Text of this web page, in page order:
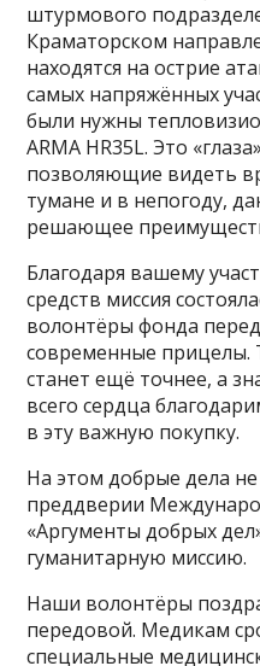
штурмового
Краматорском
находятся на острие
самых напряжённых
были нужны
ARMA HR35L. Это
позволяющие видеть
тумане и в непогоду,
решающее
Благодаря вашему
средств миссия
волонтёры фонда
современные прицелы.
станет ещё точнее, а
всего сердца
в эту важную покупку.
На этом добрые дела
преддверии
«Аргументы добрых
гуманитарную миссию.
Наши волонтёры
передовой. Медикам
специальные